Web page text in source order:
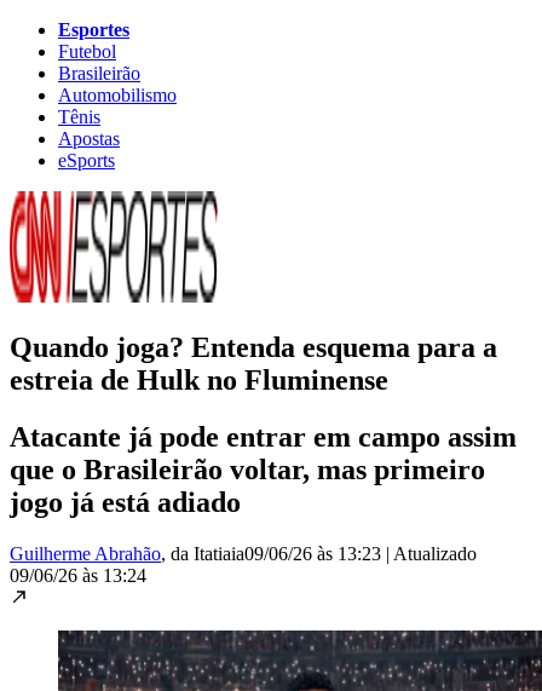
Esportes
Futebol
Brasileirão
Automobilismo
Tênis
Apostas
eSports
Quando joga? Entenda esquema para a
estreia de Hulk no Fluminense
Atacante já pode entrar em campo assim
que o Brasileirão voltar, mas primeiro
jogo já está adiado
Guilherme Abrahão, da Itatiaia09/06/26 às 13:23 | Atualizado
09/06/26 às 13:24